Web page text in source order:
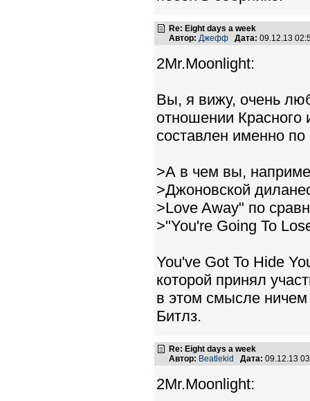
Re: Eight days a week
Автор: Джефф Дата: 09.12.13
2Mr.Moonlight:
Вы, я вижу, очень
отношении
составлен именно
>А в чем вы,
>Джоновской
>Love Away" по
>"You're Going To
You've Got To Hide
которой принял
в этом смысле
Битлз.
Re: Eight days a week
Автор: Beatlekid Дата: 09.12.13
2Mr.Moonlight: